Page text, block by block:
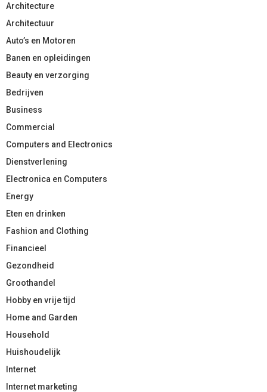
Architecture
Architectuur
Auto’s en Motoren
Banen en opleidingen
Beauty en verzorging
Bedrijven
Business
Commercial
Computers and Electronics
Dienstverlening
Electronica en Computers
Energy
Eten en drinken
Fashion and Clothing
Financieel
Gezondheid
Groothandel
Hobby en vrije tijd
Home and Garden
Household
Huishoudelijk
Internet
Internet marketing